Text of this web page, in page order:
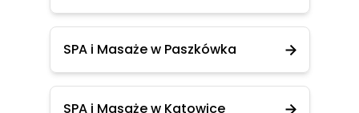
SPA i Masaże w Paszkówka
SPA i Masaże w Katowice